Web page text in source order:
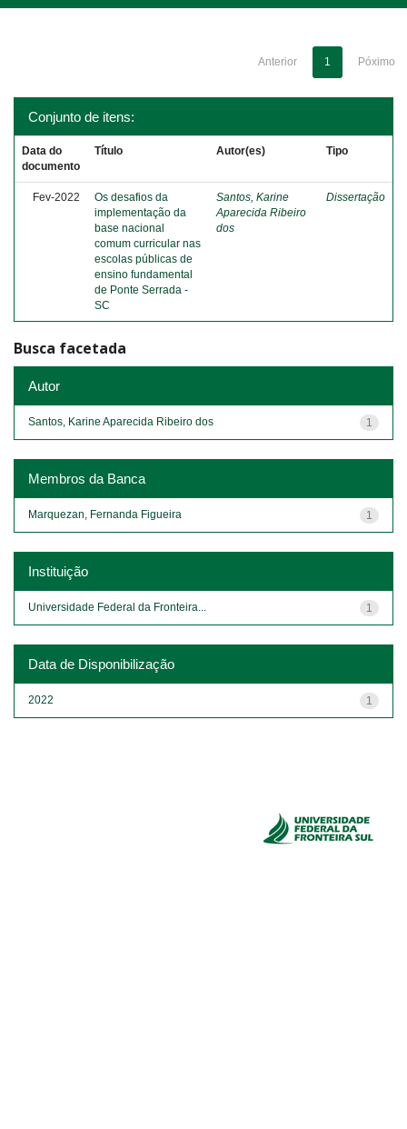
Anterior 1 Póximo
Conjunto de itens:
Data do
documento
Título Autor(es) Tipo
Fev-2022
Os desafios da
implementação da
base nacional
comum curricular nas
escolas públicas de
ensino fundamental
de Ponte Serrada -
SC
Santos, Karine
Aparecida Ribeiro
dos
Dissertação
Busca facetada
Autor
1
Santos, Karine Aparecida Ribeiro dos
Membros da Banca
1
Marquezan, Fernanda Figueira
Instituição
1
Universidade Federal da Fronteira...
Data de Disponibilização
1
2022